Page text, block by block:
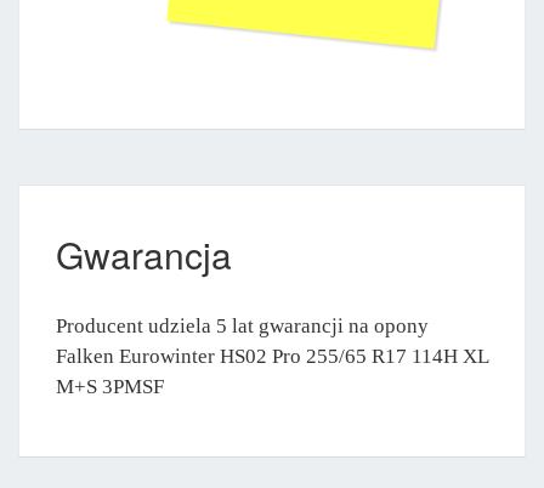
Gwarancja
Producent udziela 5 lat gwarancji na opony
Falken Eurowinter HS02 Pro 255/65 R17 114H XL
M+S 3PMSF